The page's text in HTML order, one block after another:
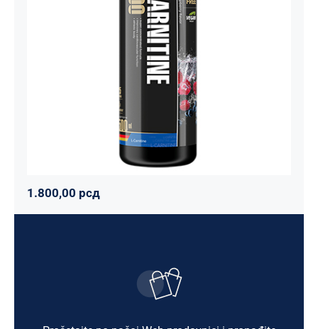
3000 – 500 ml
Mršavko Svi proizvodi
1.800,00рсд
1.800,00 рсд